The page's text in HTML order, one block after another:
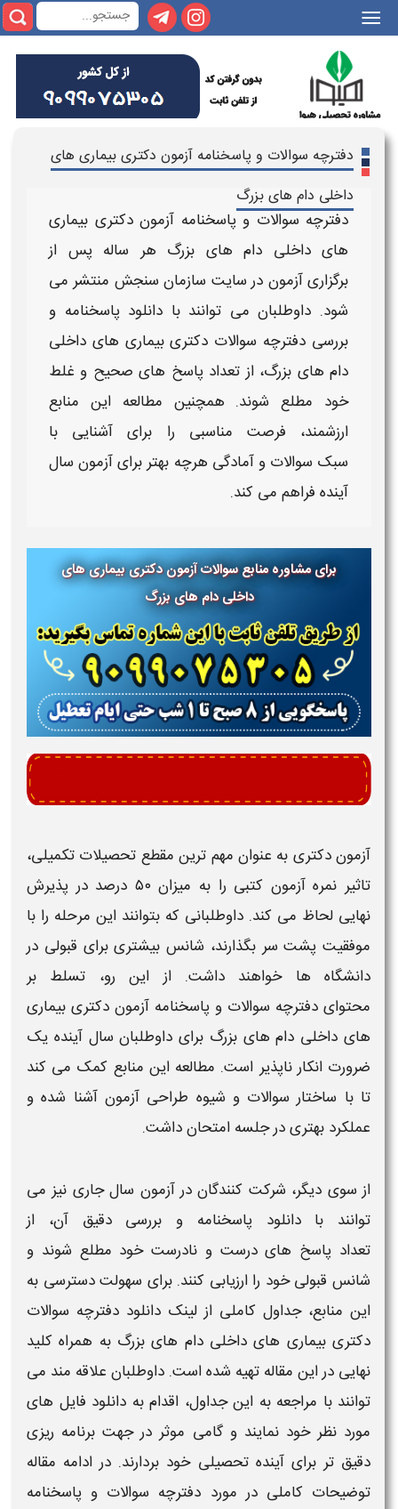
|||
دفترچه سوالات و پاسخنامه آزمون دکتری بیماری های
داخلی دام های بزرگ
دفترچه سوالات و پاسخنامه آزمون دکتری بیماری
های داخلی دام های بزرگ هر ساله پس از
برگزاریآزمون در سایت سازمان سنجش منتشر می‌
شود. داوطلبان می‌ توانند با دانلود پاسخنامه و
بررسی دفترچه سوالات دکتری بیماری های داخلی
دام های بزرگ، از تعداد پاسخ‌ های صحیح و غلط
خود مطلع شوند. همچنین مطالعه این منابع
ارزشمند، فرصت مناسبی را برای آشنایی با
سبک سوالاتو آمادگی هرچه بهتر برایآزمون سال
آینده فراهم می‌ کند.
برای مشاوره منابع سوالات آزمون دکتری بیماری های
داخلی دام های بزرگ
آزمون دکتری به عنوان مهم‌ ترین مقطع تحصیلات تکمیلی،
تاثیر نمرهآزمون
کتبی را به میزان ۵۰ درصد در پذیرش
نهایی لحاظ می‌ کند. داوطلبانی که بتوانند این مرحله را با
موفقیت پشت سر بگذارند، شانس بیشتری برای قبولی در
دانشگاه‌ ها خواهند داشت. از این رو، تسلط بر
محتوای دفترچه سوالات و پاسخنامه آزمون دکتری بیماری
های داخلی دام های بزرگ برای داوطلبان سال آینده یک
ضرورت انکار ناپذیر است. مطالعه این منابع کمک می‌ کند
تا با ساختار سوالاتو شیوه طراحیآزمونآشنا شده و
عملکرد بهتری در جلسه امتحان داشت.
از سوی دیگر، شرکت‌ کنندگان درآزمون سال جاری نیز می‌
توانند بادانلود پاسخنامه و بررسی دقیق آن، از
تعداد پاسخ‌ های درست و نادرست خود مطلع شوند و
شانس قبولی خود را ارزیابی کنند. برای سهولت دسترسی به
این منابع، جداول کاملی از لینک دانلود دفترچه سوالات
دکتری بیماری های داخلی دام های بزرگ به همراه کلید
نهایی در این مقاله تهیه شده است. داوطلبان علاقه‌ مند می‌
توانند با مراجعه به این جداول، اقدام به دانلود فایل‌ های
مورد نظر خود نمایند و گامی موثر در جهت برنامه‌ ریزی
دقیق‌ تر برای آینده تحصیلی خود بردارند. در ادامه مقاله
توضیحات کاملی در مورد دفترچه سوالات و پاسخنامه